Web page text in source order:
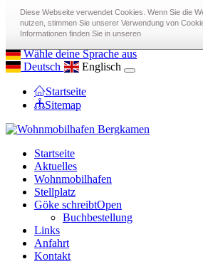
toggle menu
Rufen Sie uns an 0172 97 22 575
Wähle deine Sprache aus
Deutsch
Englisch
Startseite
Sitemap
Startseite
Aktuelles
Wohnmobilhafen
Stellplatz
Göke schreibtOpen
Buchbestellung
Links
Anfahrt
Kontakt
Diese Webseite verwendet Cookies. Wenn Sie die
nutzen, stimmen Sie unserer Verwendung von
Informationen finden Sie in unseren